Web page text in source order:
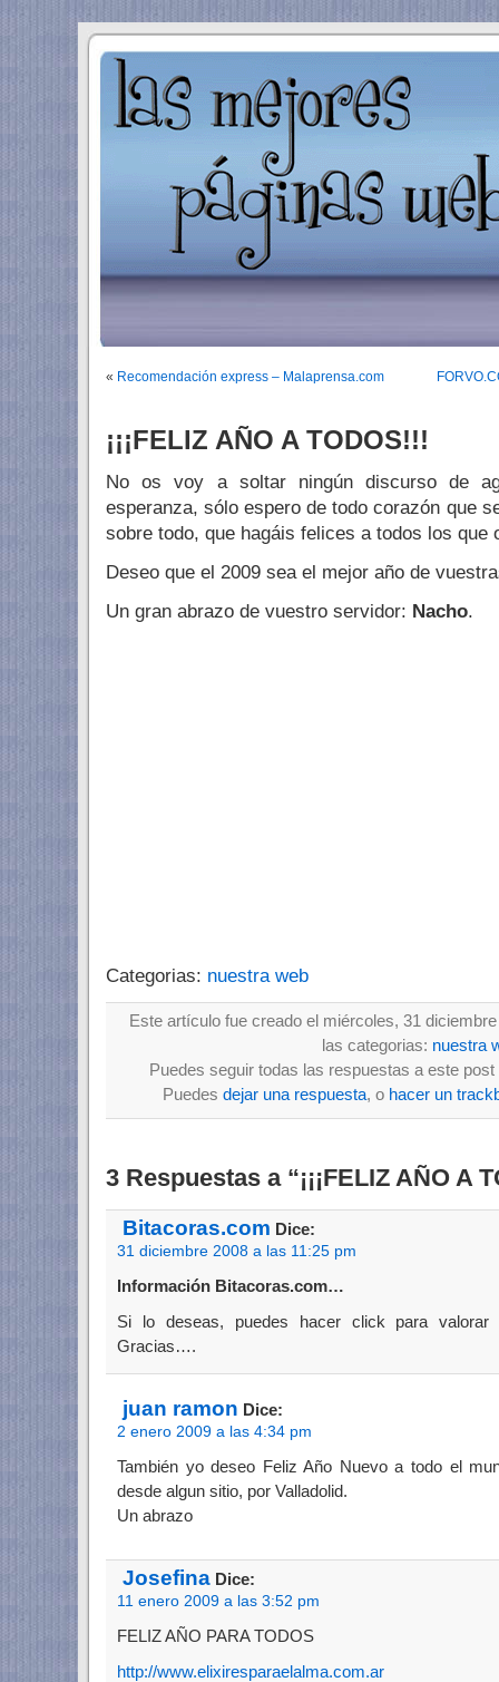
« Recomendación express – Malaprensa.com
¡¡¡FELIZ AÑO A TODOS!!!
No os voy a soltar ningún discurso de
esperanza, sólo espero de todo corazón que
sobre todo, que hagáis felices a todos los que
Deseo que el 2009 sea el mejor año de
Un gran abrazo de vuestro servidor: Nacho.
Categorias: nuestra web
Este artículo fue creado el miércoles, 31
las categorias: nuestra
Puedes seguir todas las respuestas a este
Puedes dejar una respuesta, o hacer un
3 Respuestas a “¡¡¡FELIZ AÑO A
Bitacoras.com Dice:
31 diciembre 2008 a las 11:25 pm
Información Bitacoras.com…
Si lo deseas, puedes hacer click para valorar
Gracias….
juan ramon Dice:
2 enero 2009 a las 4:34 pm
También yo deseo Feliz Año Nuevo a todo el
desde algun sitio, por Valladolid.
Un abrazo
Josefina Dice:
11 enero 2009 a las 3:52 pm
FELIZ AÑO PARA TODOS
http://www.elixiresparaelalma.com.ar